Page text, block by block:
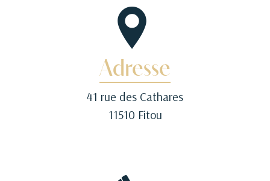
Adresse
41 rue des Cathares
11510 Fitou